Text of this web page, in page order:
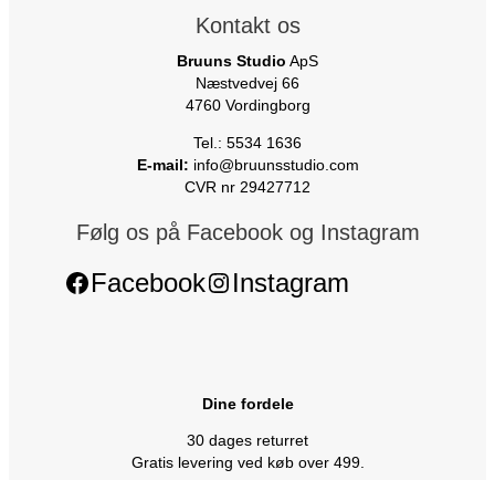
Kontakt os
Bruuns Studio ApS
Næstvedvej 66
4760 Vordingborg
Tel.: 5534 1636
E-mail: info@bruunsstudio.com
CVR nr 29427712
Følg os på Facebook og Instagram
Facebook Instagram
Dine fordele
30 dages returret
Gratis levering ved køb over 499.